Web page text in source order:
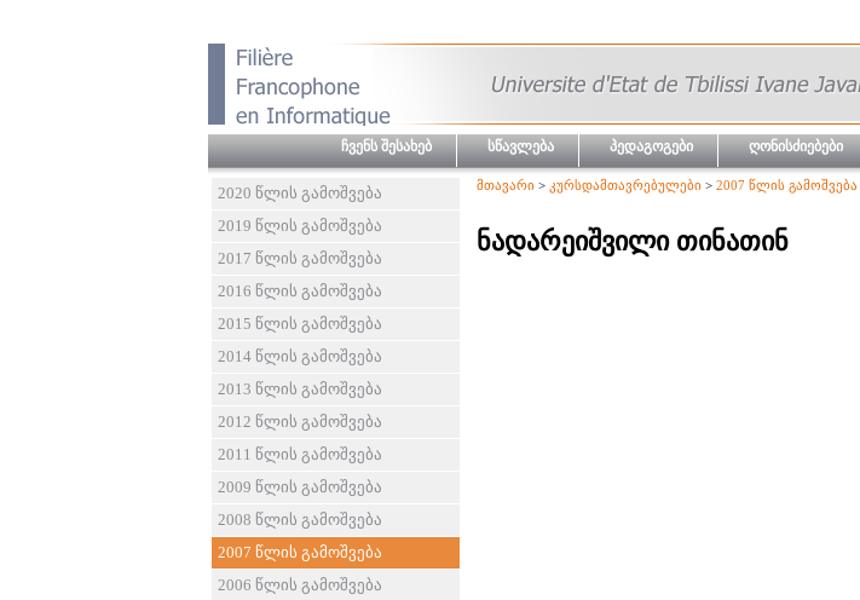
ჩვენს შესახებ სწავლება პედაგოგები ღონისძიებები
2020 წლის გამოშვება
2019 წლის გამოშვება
2017 წლის გამოშვება
2016 წლის გამოშვება
2015 წლის გამოშვება
2014 წლის გამოშვება
2013 წლის გამოშვება
2012 წლის გამოშვება
2011 წლის გამოშვება
2009 წლის გამოშვება
2008 წლის გამოშვება
2007 წლის გამოშვება
2006 წლის გამოშვება
მთავარი > კურსდამთავრებულები > 2007 წლის გამოშვება
ნადარეიშვილი თინათინ